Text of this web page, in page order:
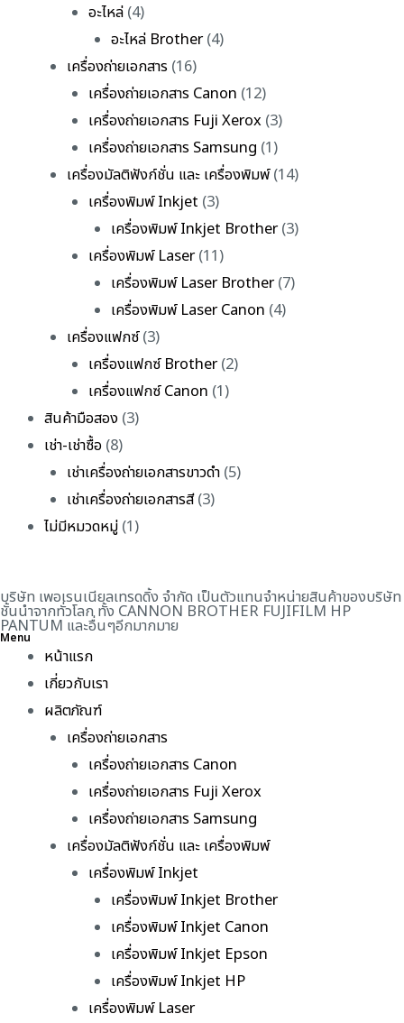
อะไหล่ (4)
อะไหล่ Brother(4)
เครื่องถ่ายเอกสาร (16)
เครื่องถ่ายเอกสาร Canon (12)
เครื่องถ่ายเอกสาร Fuji Xerox (3)
เครื่องถ่ายเอกสาร Samsung (1)
เครื่องมัลติฟังก์ชั่น และ เครื่องพิมพ์(14)
เครื่องพิมพ์ Inkjet (3)
เครื่องพิมพ์ Inkjet Brother(3)
เครื่องพิมพ์ Laser(11)
เครื่องพิมพ์ Laser Brother(7)
เครื่องพิมพ์ Laser Canon (4)
เครื่องแฟกซ์(3)
เครื่องแฟกซ์ Brother(2)
เครื่องแฟกซ์ Canon (1)
สินค้ามือสอง (3)
เช่า-เช่าซื้อ (8)
เช่าเครื่องถ่ายเอกสารขาวดำ(5)
เช่าเครื่องถ่ายเอกสารสี(3)
ไม่มีหมวดหมู่ (1)
บริษัท เพอเรนเนียลเทรดดิ้ง จำกัด เป็นตัวแทนจำหน่ายสินค้าของบริษัท
ชั้นนำจากทั่วโลก ทั้ง CANNON BROTHER FUJIFILM HP
PANTUM และอื่นๆอีกมากมาย
Menu
หน้าแรก
เกี่ยวกับเรา
ผลิตภัณฑ์
เครื่องถ่ายเอกสาร
เครื่องถ่ายเอกสาร Canon
เครื่องถ่ายเอกสาร Fuji Xerox
เครื่องถ่ายเอกสาร Samsung
เครื่องมัลติฟังก์ชั่น และ เครื่องพิมพ์
เครื่องพิมพ์ Inkjet
เครื่องพิมพ์ Inkjet Brother
เครื่องพิมพ์ Inkjet Canon
เครื่องพิมพ์ Inkjet Epson
เครื่องพิมพ์ Inkjet HP
เครื่องพิมพ์ Laser